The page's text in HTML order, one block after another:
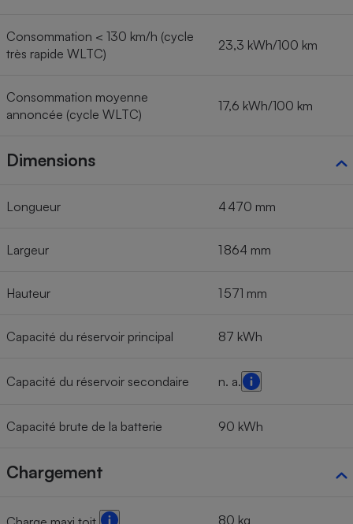
Consommation < 130 km/h (cycle
très rapide WLTC)
23,3 kWh/100 km
Consommation moyenne
annoncée (cycle WLTC)
17,6 kWh/100 km
Dimensions
Longueur 4 470 mm
Largeur 1 864 mm
Hauteur 1 571 mm
Capacité du réservoir principal 87 kWh
Capacité du réservoir secondaire n. a.
Capacité brute de la batterie 90 kWh
Chargement
80 kg